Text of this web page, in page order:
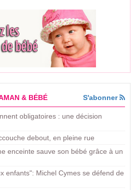
& BÉBÉ S'abonner
obligatoires : une décision
debout, en pleine rue
enceinte sauve son bébé grâce à un
enfants": Michel Cymes se défend de